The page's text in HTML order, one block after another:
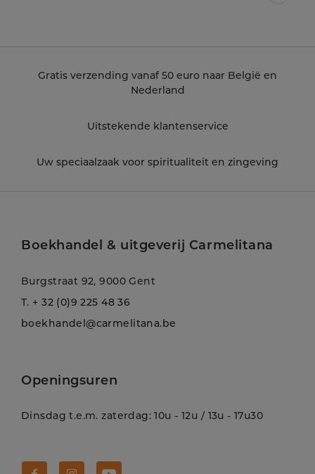
Gratis verzending vanaf 50 euro naar België en
Nederland
Uitstekende klantenservice
Uw speciaalzaak voor spiritualiteit en zingeving
Boekhandel & uitgeverij Carmelitana
Burgstraat 92, 9000 Gent
T. + 32 (0)9 225 48 36
boekhandel@carmelitana.be
Openingsuren
Dinsdag t.e.m. zaterdag: 10u - 12u / 13u - 17u30